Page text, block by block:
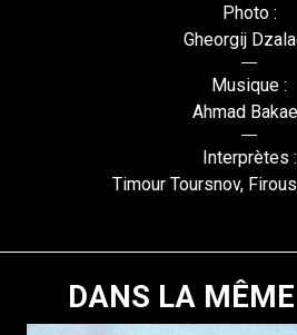
Photo :
Gheorgij
Musique :
Ahmad
Interprètes :
Timour Toursnov,
DANS LA